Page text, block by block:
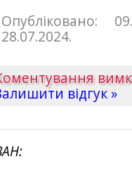
Опубліковано:
28.07.2024.
відгук »